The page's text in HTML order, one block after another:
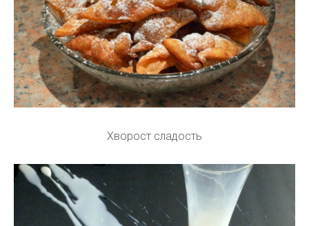
Хворост сладость